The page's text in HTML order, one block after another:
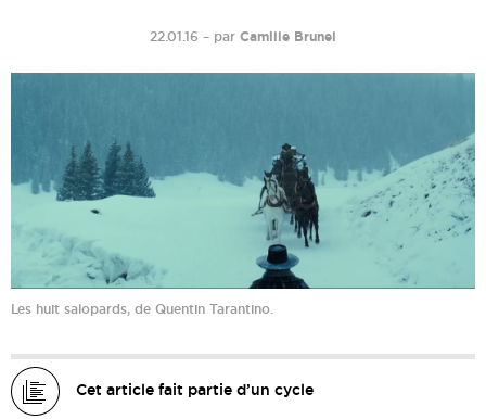
22.01.16 – par Camille Brunel
Les huit salopards, de Quentin Tarantino.
Cet article fait partie d’un cycle